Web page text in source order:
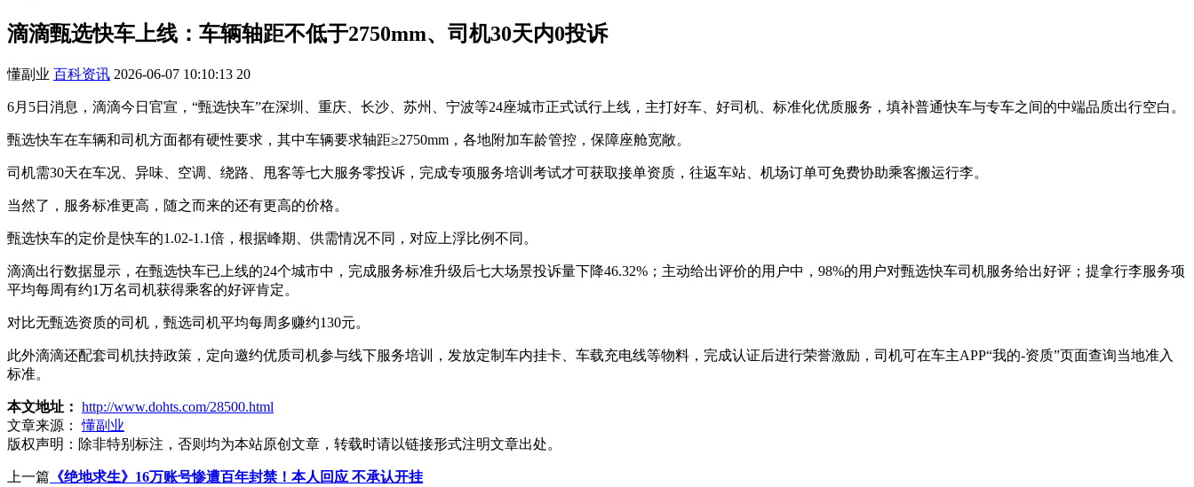
滴滴甄选快车上线：车辆轴距不低于2750mm、司机30天内0投诉
懂副业 百科资讯 2026-06-07 10:10:13 20
6月5日消息，滴滴今日官宣，“甄选快车”在深圳、重庆、长沙、苏州、宁波等24座城市正式试行上线，主打好车、好司机、标准化优质服务，填补普通快车与专车之间的中端品质出行空白。
甄选快车在车辆和司机方面都有硬性要求，其中车辆要求轴距≥2750mm，各地附加车龄管控，保障座舱宽敞。
司机需30天在车况、异味、空调、绕路、甩客等七大服务零投诉，完成专项服务培训考试才可获取接单资质，往返车站、机场订单可免费协助乘客搬运行李。
当然了，服务标准更高，随之而来的还有更高的价格。
甄选快车的定价是快车的1.02-1.1倍，根据峰期、供需情况不同，对应上浮比例不同。
滴滴出行数据显示，在甄选快车已上线的24个城市中，完成服务标准升级后七大场景投诉量下降46.32%；主动给出评价的用户中，98%的用户对甄选快车司机服务给出好评；提拿行李服务项
平均每周有约1万名司机获得乘客的好评肯定。
对比无甄选资质的司机，甄选司机平均每周多赚约130元。
此外滴滴还配套司机扶持政策，定向邀约优质司机参与线下服务培训，发放定制车内挂卡、车载充电线等物料，完成认证后进行荣誉激励，司机可在车主APP“我的-资质”页面查询当地准入
标准。
本文地址： http://www.dohts.com/28500.html
文章来源：
懂副业
版权声明： 除非特别标注，否则均为本站原创文章，转载时请以链接形式注明文章出处。
上一篇 《绝地求生》16万账号惨遭百年封禁！本人回应 不承认开挂